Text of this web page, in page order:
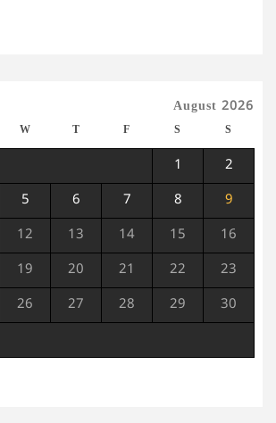
August 2026
W T F S S
1 2
5 6 7 8 9
12 13 14 15 16
19 20 21 22 23
26 27 28 29 30